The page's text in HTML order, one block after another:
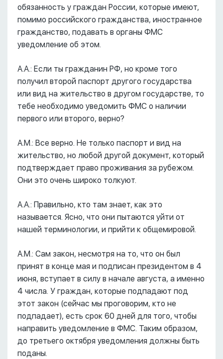
обязанность у граждан России, которые имеют,
помимо российского гражданства, иностранное
гражданство, подавать в органы ФМС
уведомление об этом.
А.А.: Если ты гражданин РФ, но кроме того
получил второй паспорт другого государства
или вид на жительство в другом государстве, то
тебе необходимо уведомить ФМС о наличии
первого или второго, верно?
А.М.: Все верно. Не только паспорт и вид на
жительство, но любой другой документ, который
подтверждает право проживания за рубежом.
Они это очень широко толкуют.
А.А.: Правильно, кто там знает, как это
называется. Ясно, что они пытаются уйти от
нашей терминологии, и прийти к общемировой.
А.М.: Сам закон, несмотря на то, что он был
принят в конце мая и подписан президентом в 4
июня, вступает в силу в начале августа, а именно
4 числа. У граждан, которые подпадают под
этот закон (сейчас мы проговорим, кто не
подпадает), есть срок 60 дней для того, чтобы
направить уведомление в ФМС. Таким образом,
до третьего октября уведомления должны быть
поданы.